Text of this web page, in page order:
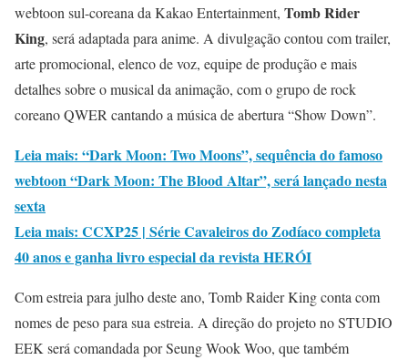
webtoon sul-coreana da Kakao Entertainment, Tomb Rider
King, será adaptada para anime. A divulgação contou com trailer,
arte promocional, elenco de voz, equipe de produção e mais
detalhes sobre o musical da animação, com o grupo de rock
coreano QWER cantando a música de abertura “Show Down”.
Leia mais: “Dark Moon: Two Moons”, sequência do famoso
webtoon “Dark Moon: The Blood Altar”, será lançado nesta
sexta
Leia mais: CCXP25 | Série Cavaleiros do Zodíaco completa
40 anos e ganha livro especial da revista HERÓI
Com estreia para julho deste ano, Tomb Raider King conta com
nomes de peso para sua estreia. A direção do projeto no STUDIO
EEK será comandada por Seung Wook Woo, que também